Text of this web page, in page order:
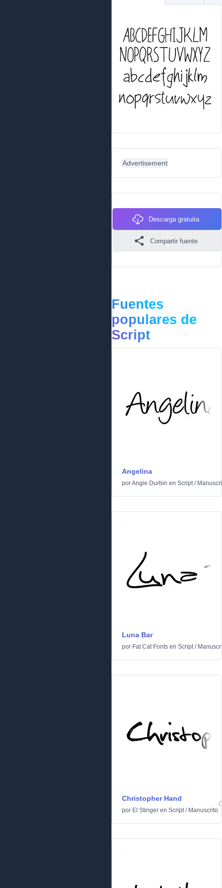
Advertisement
Descarga gratuita
Compartir fuente
Fuentes
populares de
Script
Angelina
porAngie Durbin en Script/
Luna Bar
por Fat Cat Fonts en Script/
Christopher Hand
por El Stinger en Script/ Manuscrito